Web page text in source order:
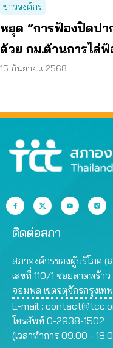
ข่าวองค์กร
หยุด “การฟ้องปิดปา
ด้วย กม.ต้านการไล่ฟ้
15 กันยายน 2568
ติดต่อสภา
สภาองค์กรของผู้บริโภค (
เลขที่ 110/1 ซอยลาดพร้า
จอมพล เขตจตุจักรกรุงเ
E-mail :
โทรศัพท์ 0-2938-1502
(เวลาทำการ 09.00 -